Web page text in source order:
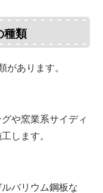
種類
があります。
や窯業系サイディ
します。
バリウム鋼板な